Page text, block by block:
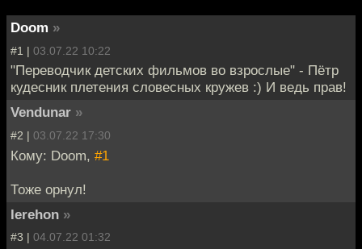
Doom »
#1 | 03.07.22 10:22
"Переводчик детских фильмов во взрослые" - Пётр
кудесник плетения словесных кружев :) И ведь прав!
Vendunar »
#2 | 03.07.22 17:30
Кому: Doom, #1
Тоже орнул!
Ierehon »
#3 | 04.07.22 01:32